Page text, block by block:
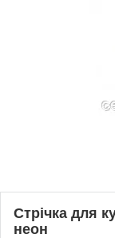
Стрічка для
неон